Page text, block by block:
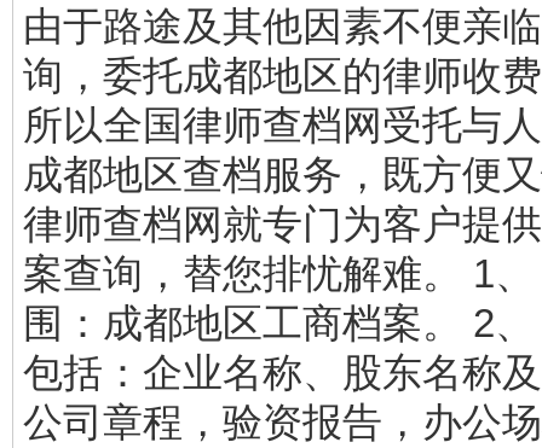
由于路途及其他因素不便亲
询，委托成都地区的律师收
所以全国律师查档网受托与
成都地区查档服务，既方便
律师查档网就专门为客户提
案查询，替您排忧解难。 1
围：成都地区工商档案。 2
包括：企业名称、股东名称
公司章程，验资报告，办公